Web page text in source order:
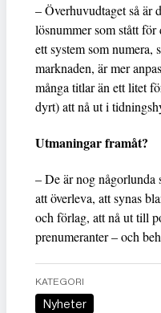
– Överhuvudtaget så är
lösnummer som stått
ett system som numera,
marknaden, är mer
många titlar än ett litet
dyrt) att nå ut i
Utmaningar framåt?
– De är nog någorlunda
att överleva, att synas
och förlag, att nå ut till
prenumeranter – och
KATEGORI
Nyheter